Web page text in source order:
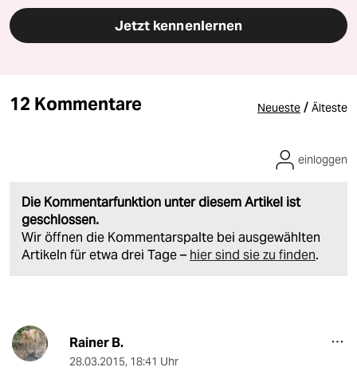
Jetzt kennenlernen
12 Kommentare Neueste / Älteste
Die Kommentarfunktion unter diesem Artikel ist
geschlossen.
Wir öffnen die Kommentarspalte bei ausgewählten
Artikeln für etwa drei Tage – hier sind sie zu finden.
einloggen
Rainer B.
28.03.2015, 18:41 Uhr